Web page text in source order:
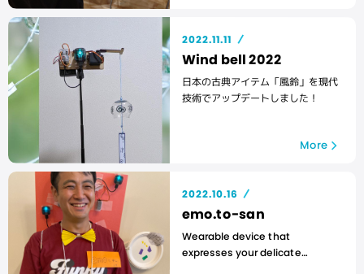
2022.11.11
Wind bell 2022
日本の古典アイテム「風鈴」を現代
技術でアップデートしました！
More
2022.10.16
emo.to-san
Wearable device that
expresses your delicate